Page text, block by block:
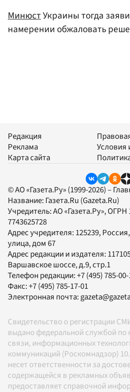
МинюстУкраины тогда
намерении обжаловать
Редакция
Реклама
Карта сайта
Условия
© АО «Газета.Ру» (1999-2026) –
Название: Газета.Ru (Gazeta.Ru)
Учредитель:АО «Газета.Ру», ОГРН
7743625728
Адрес учредителя: 125239,
улица, дом 67
Адрес редакции и издателя:
Варшавское шоссе, д.9, стр.1
Телефон редакции:+7 (495) 785-
Факс:+7 (495) 785-17-01
Электронная почта:
Свидетельство о регистрации
выдано федеральной службой по
связи, информационных
коммуникаций (Роскомнадзор)
несет ответственности за
содержащейся в рекламных
предоставляет справочной